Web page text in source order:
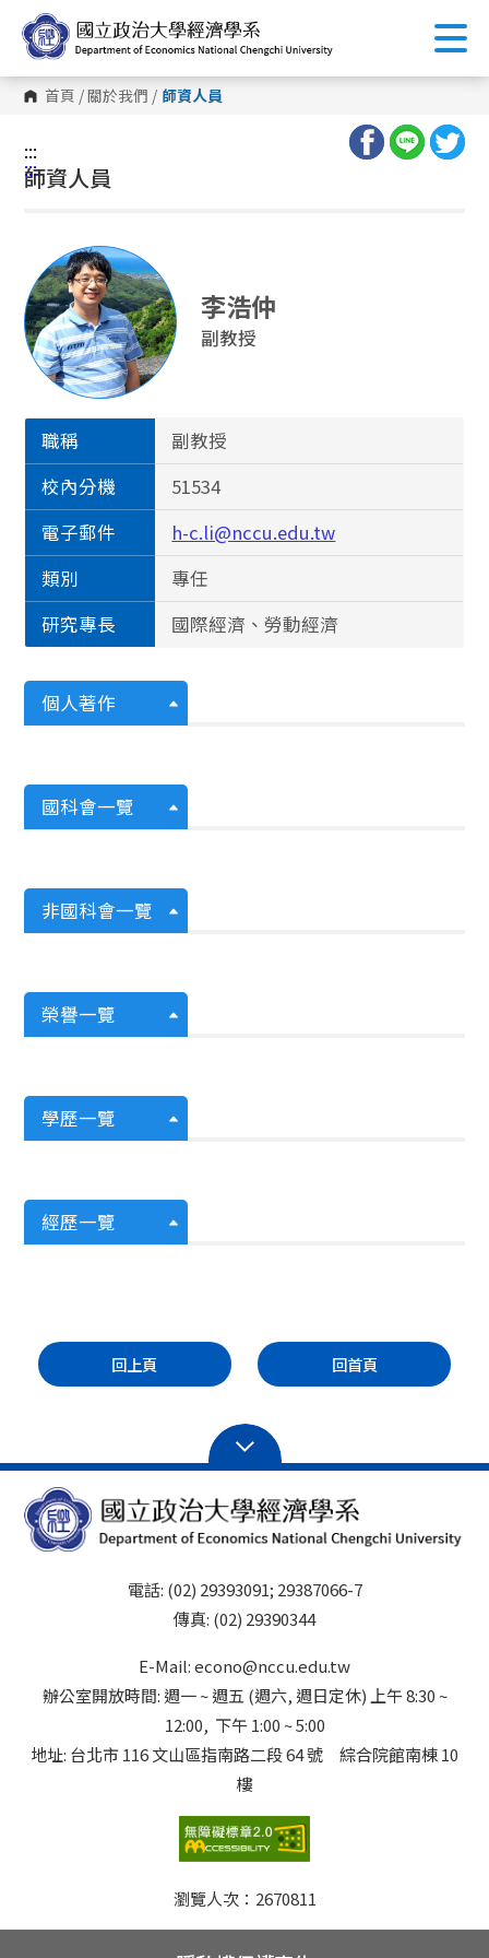
到
主
內
容 首頁 /關於我們 / 師資人員
:::
:::
師資人員
李浩仲
副教授
職稱
副教授
校內分機
51534
電子郵件
h-c.li@nccu.edu.tw
類別
專任
研究專長
國際經濟、勞動經濟
個人著作
國科會一覽
非國科會一覽
榮譽一覽
學歷一覽
經歷一覽
回上頁 回首頁
電話: (02) 29393091; 29387066-7
傳真: (02) 29390344
E-Mail: econo@nccu.edu.tw
辦公室開放時間: 週一 ~ 週五 (週六, 週日定休) 上午 8:30 ~
12:00, 下午 1:00 ~ 5:00
地址: 台北市 116 文山區指南路二段 64 號 綜合院館南棟 10
樓
瀏覽人次： 2670811